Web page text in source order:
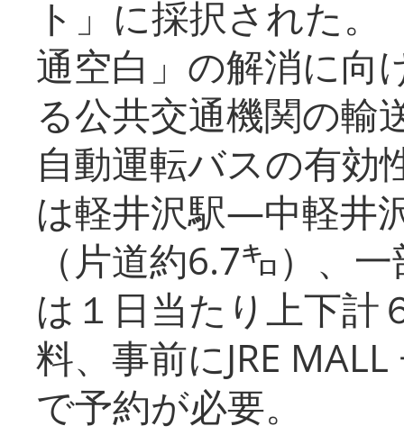
ト」に採択された
通空白」の解消に向
る公共交通機関の輸
自動運転バスの有効
は軽井沢駅―中軽井
（片道約6.7㌔）、
は１日当たり上下計
料、事前にJRE
で予約が必要。